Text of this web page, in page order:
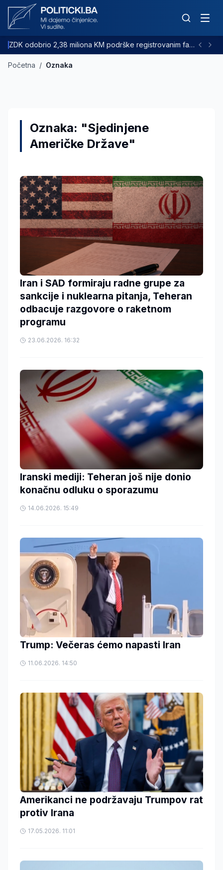
ZDK odobrio 2,38 miliona KM podrške registrovanim farmama goveda
Početna / Oznaka
Oznaka: "Sjedinjene
Američke Države"
Iran i SAD formiraju radne grupe za
sankcije i nuklearna pitanja, Teheran
odbacuje razgovore o raketnom
programu
23.06.2026. 16:32
Iranski mediji: Teheran još nije donio
konačnu odluku o sporazumu
14.06.2026. 15:49
Trump: Večeras ćemo napasti Iran
11.06.2026. 14:50
Amerikanci ne podržavaju Trumpov rat
protiv Irana
17.05.2026. 11:01